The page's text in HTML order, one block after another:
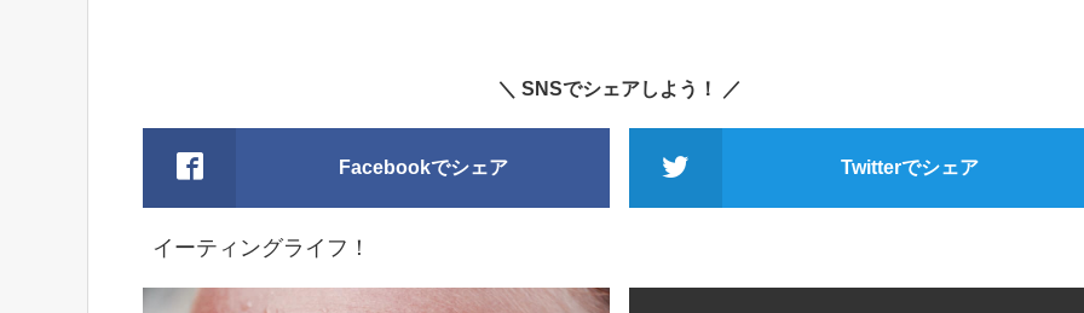
＼ SNSでシェアしよう！ ／
Facebookでシェア Twitterでシェア
イーティングライフ！